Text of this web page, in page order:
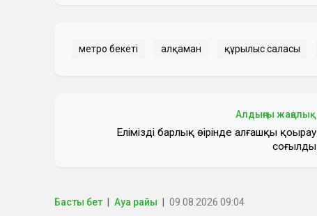
метро бекеті Қалқаман құрылыс саласы
Алдыңғы жаңалық
Еліміздің барлық өңірінде алғашқы қоңырау
соғылды
Басты бет Ауа райы 09.08.2026 09:04